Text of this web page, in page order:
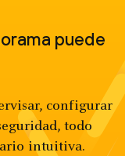
puede
configurar
todo
intuitiva.